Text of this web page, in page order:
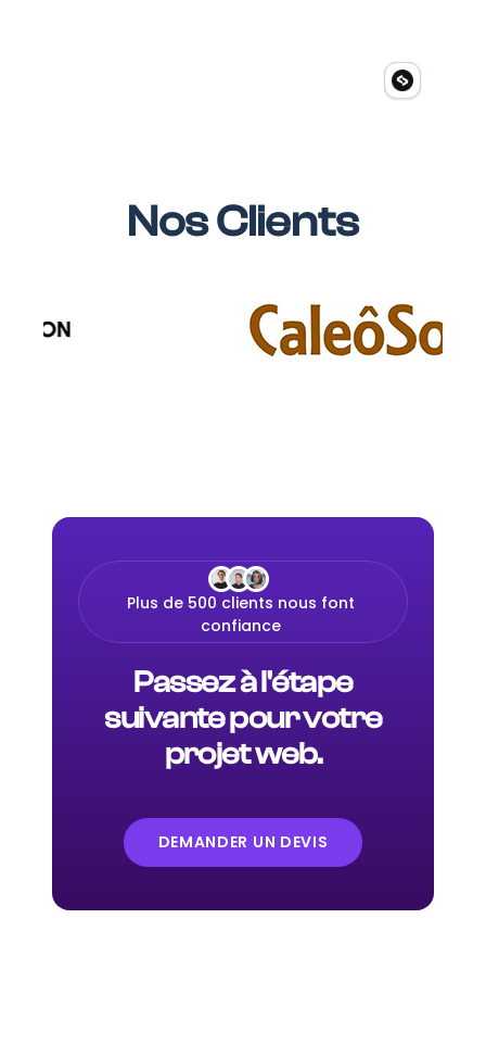
Nos Clients
Plus de 500 clients nous font
confiance
Passez à l'étape
suivante pour votre
projet web.
DEMANDER UN DEVIS